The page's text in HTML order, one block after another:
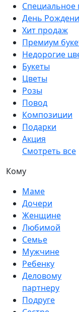
Специальное
День
Хит продаж
Премиум
Недорогие
Букеты
Цветы
Розы
Повод
Композиции
Подарки
Акция
Смотреть все
Кому
Маме
Дочери
Женщине
Любимой
Семье
Мужчине
Ребенку
Деловому
партнеру
Подруге